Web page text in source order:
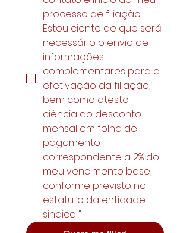
processo de filiação.
Estou ciente de que será
necessário o envio de
informações
complementares para a
efetivação da filiação,
bem como atesto
ciência do desconto
mensal em folha de
pagamento
correspondente a 2% do
meu vencimento base,
conforme previsto no
estatuto da entidade
sindical."